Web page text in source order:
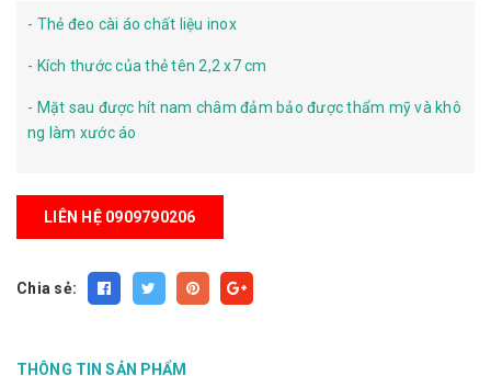
- Thẻ đeo cài áo chất liệu inox
- Kích thước của thẻ tên 2,2 x7 cm
- Mặt sau được hít nam châm đảm bảo được thẩm mỹ và khô
ng làm xước áo
LIÊN HỆ 0909790206
Chia sẻ:
THÔNG TIN SẢN PHẨM